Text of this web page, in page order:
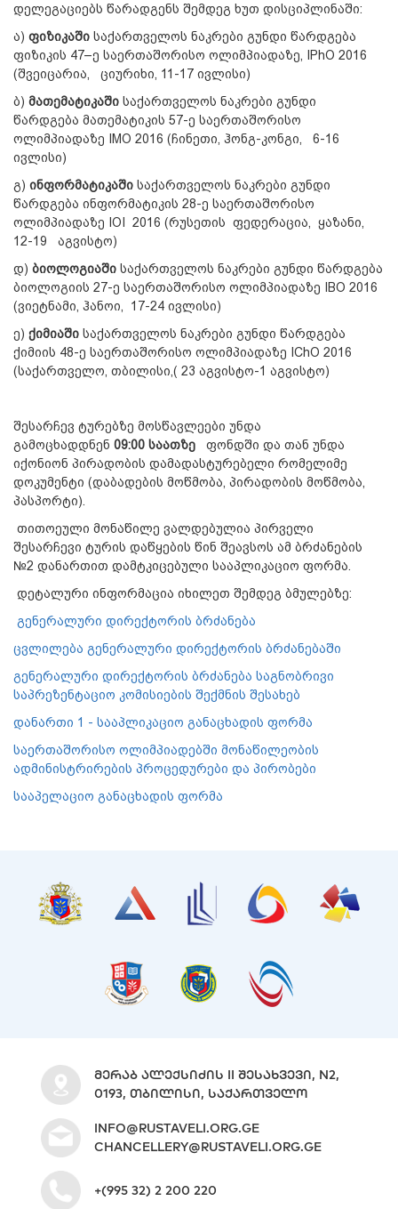
დელეგაციებს წარადგენს შემდეგ ხუთ დისციპლინაში:
ა) ფიზიკაში საქართველოს ნაკრები გუნდი წარდგება
ფიზიკის 47–ე საერთაშორისო ოლიმპიადაზე, IPhO 2016
(შვეიცარია, ციურიხი, 11-17 ივლისი)
ბ) მათემატიკაში საქართველოს ნაკრები გუნდი
წარდგება მათემატიკის 57-ე საერთაშორისო
ოლიმპიადაზე IMO 2016 (ჩინეთი, ჰონგ-კონგი, 6-16
ივლისი)
გ) ინფორმატიკაში საქართველოს ნაკრები გუნდი
წარდგება ინფორმატიკის 28-ე საერთაშორისო
ოლიმპიადაზე IOI 2016 (რუსეთის ფედერაცია, ყაზანი,
12-19 აგვისტო)
დ) ბიოლოგიაში საქართველოს ნაკრები გუნდი წარდგება
ბიოლოგიის 27-ე საერთაშორისო ოლიმპიადაზე IBO 2016
(ვიეტნამი, ჰანოი, 17-24 ივლისი)
ე) ქიმიაში საქართველოს ნაკრები გუნდი წარდგება
ქიმიის 48-ე საერთაშორისო ოლიმპიადაზე IChO 2016
(საქართველო, თბილისი,( 23 აგვისტო-1 აგვისტო)
შესარჩევ ტურებზე მოსწავლეები უნდა
გამოცხადდნენ 09:00 საათზე ფონდში და თან უნდა
იქონიონ პირადობის დამადასტურებელი რომელიმე
დოკუმენტი (დაბადების მოწმობა, პირადობის მოწმობა,
პასპორტი).
თითოეული მონაწილე ვალდებულია პირველი
შესარჩევი ტურის დაწყების წინ შეავსოს ამ ბრძანების
№2 დანართით დამტკიცებული სააპლიკაციო ფორმა.
დეტალური ინფორმაცია იხილეთ შემდეგ ბმულებზე:
გენერალური დირექტორის ბრძანება
ცვლილება გენერალური დირექტორის ბრძანებაში
გენერალური დირექტორის ბრძანება საგნობრივი
საპრეზენტაციო კომისიების შექმნის შესახებ
დანართი 1 - სააპლიკაციო განაცხადის ფორმა
საერთაშორისო ოლიმპიადებში მონაწილეობის
ადმინისტრირების პროცედურები და პირობები
სააპელაციო განაცხადის ფორმა
ᲛᲔᲠᲐᲑ ᲐᲚᲔᲥᲡᲘᲫᲘᲡ II ᲨᲔᲡᲐᲮᲕᲔᲕᲘ, N2,
0193, ᲗᲑᲘᲚᲘᲡᲘ, ᲡᲐᲥᲐᲠᲗᲕᲔᲚᲝ
INFO@RUSTAVELI.ORG.GE
CHANCELLERY@RUSTAVELI.ORG.GE
+(995 32) 2 200 220